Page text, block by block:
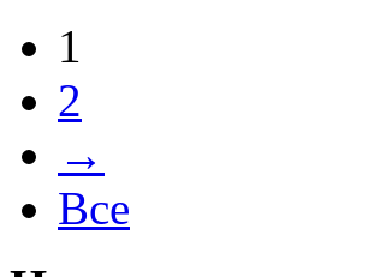
1
2
→
Все